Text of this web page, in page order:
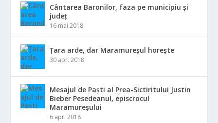
Cântarea Baronilor, faza pe municipiu și
județ
16 mai 2018
Țara arde, dar Maramureșul horește
30 apr. 2018
Mesajul de Paști al Prea-Sictiritului Justin
Bieber Pesedeanul, episcrocul
Maramureșului
6 apr. 2018